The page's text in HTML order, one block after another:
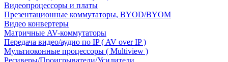
Видеопроцессоры и платы
Презентационные коммутаторы, BYOD/BYOM
Видео конвертеры
Матричные AV-коммутаторы
Передача видео/аудио по IP ( AV over IP )
Мультиоконные процессоры ( Multiview )
Ресиверы/Проигрыватели/Усилители